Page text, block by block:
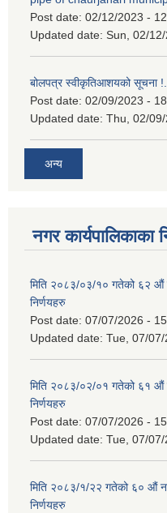
Post date: 02/12/2023 -
Updated date: Sun, 02/
बोलपत्र स्वीकृतिआशयको सूचना !.
Post date: 02/09/2023 -
Updated date: Thu, 02/
अन्य
नगर कार्यपालिकाका
मिति २०८३/०३/१० गतेको ६२ औं
निर्णयहरु
Post date: 07/07/2026 -
Updated date: Tue, 07/
मिति २०८३/०२/०१ गतेको ६१ औं
निर्णयहरु
Post date: 07/07/2026 -
Updated date: Tue, 07/
मिति २०८३/१/२२ गतेको ६० औं
निर्णयहरु